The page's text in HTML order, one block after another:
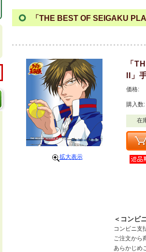
「THE BEST OF SEIGAKU
拡大表示
「
II」
価格:
購入数:
在
＜コンビ
コンビニ支
ご注文から
あらかじめ